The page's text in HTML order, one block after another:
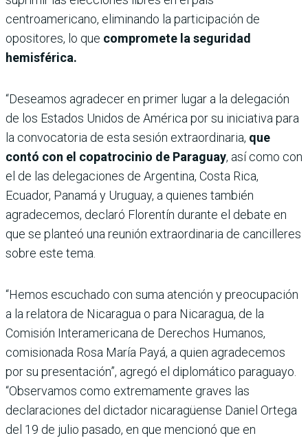
centroamericano, eliminando la participación de
opositores, lo que compromete la seguridad
hemisférica.
“Deseamos agradecer en primer lugar a la delegación
de los Estados Unidos de América por su iniciativa para
la convocatoria de esta sesión extraordinaria, que
contó con el copatrocinio de Paraguay, así como con
el de las delegaciones de Argentina, Costa Rica,
Ecuador, Panamá y Uruguay, a quienes también
agradecemos, declaró Florentín durante el debate en
que se planteó una reunión extraordinaria de cancilleres
sobre este tema.
“Hemos escuchado con suma atención y preocupación
a la relatora de Nicaragua o para Nicaragua, de la
Comisión Interamericana de Derechos Humanos,
comisionada Rosa María Payá, a quien agradecemos
por su presentación”, agregó el diplomático paraguayo.
“Observamos como extremamente graves las
declaraciones del dictador nicaragüense Daniel Ortega
del 19 de julio pasado, en que mencionó que en